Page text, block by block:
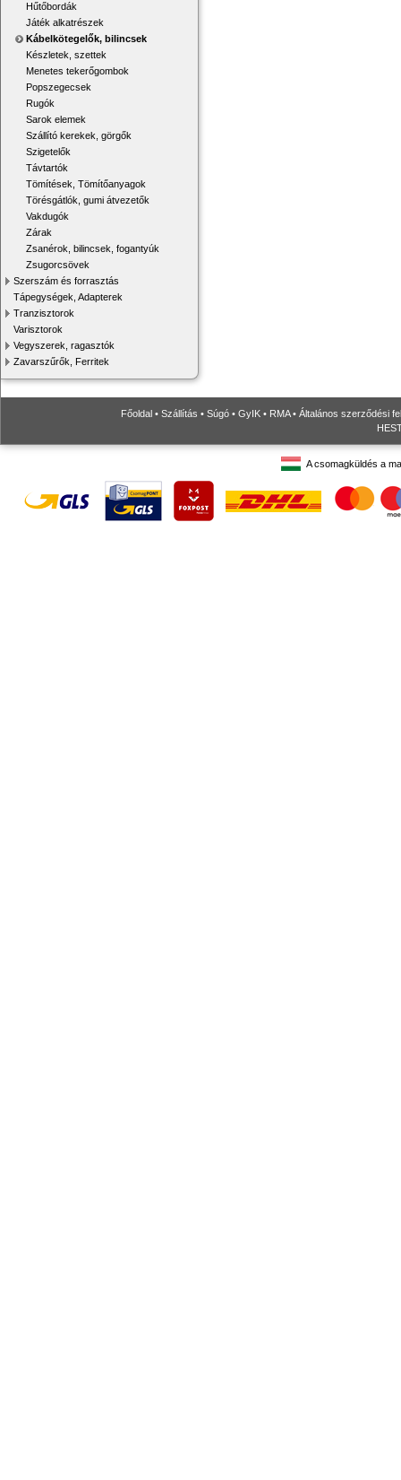
Hűtőbordák
Játék alkatrészek
Kábelkötegelők, bilincsek
Készletek, szettek
Menetes tekerőgombok
Popszegecsek
Rugók
Sarok elemek
Szállító kerekek, görgők
Szigetelők
Távtartók
Tömítések, Tömítőanyagok
Törésgátlók, gumi átvezetők
Vakdugók
Zárak
Zsanérok, bilincsek, fogantyúk
Zsugorcsövek
Szerszám és forrasztás
Tápegységek, Adapterek
Tranzisztorok
Varisztorok
Vegyszerek, ragasztók
Zavarszűrők, Ferritek
Főoldal • Szállítás • Súgó • GyIK • RMA• Általános szerződési
A csomagküldés a